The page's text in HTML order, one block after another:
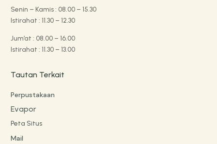
Senin – Kamis : 08.00 – 15.30
Istirahat : 11.30 – 12.30
Jum’at : 08.00 – 16.00
Istirahat : 11.30 – 13.00
Tautan Terkait
Perpustakaan
Evapor
Peta Situs
Mail